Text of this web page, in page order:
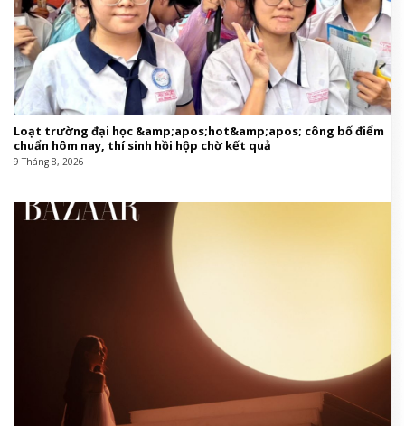
Loạt trường đại học &amp;apos;hot&amp;apos; công bố điểm
chuẩn hôm nay, thí sinh hồi hộp chờ kết quả
9 Tháng 8, 2026